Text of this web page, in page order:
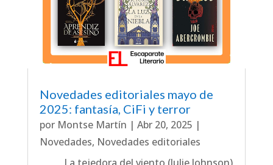
Novedades editoriales mayo de
2025: fantasía, CiFi y terror
por Montse Martín | Abr 20, 2025 |
Novedades, Novedades editoriales
La tejedora del viento (Julie Johnson)